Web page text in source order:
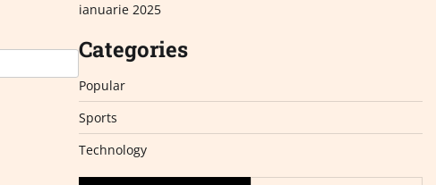
ianuarie 2025
Categories
Popular
Sports
Technology